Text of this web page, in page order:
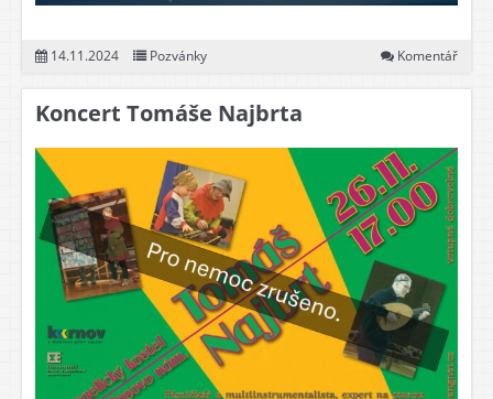
14.11.2024 Pozvánky Komentář
Koncert Tomáše Najbrta